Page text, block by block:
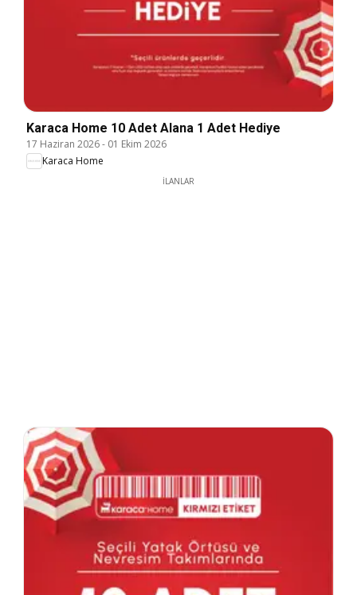
Karaca Home 10 Adet Alana 1 Adet Hediye
17 Haziran 2026- 01 Ekim 2026
Karaca Home
İLANLAR